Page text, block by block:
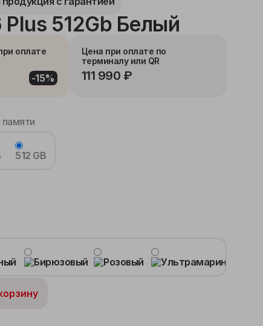
Plus 512Gb Белый
оплате
-15%
Цена при оплате по
терминалу или QR
111 990 ₽
512 GB